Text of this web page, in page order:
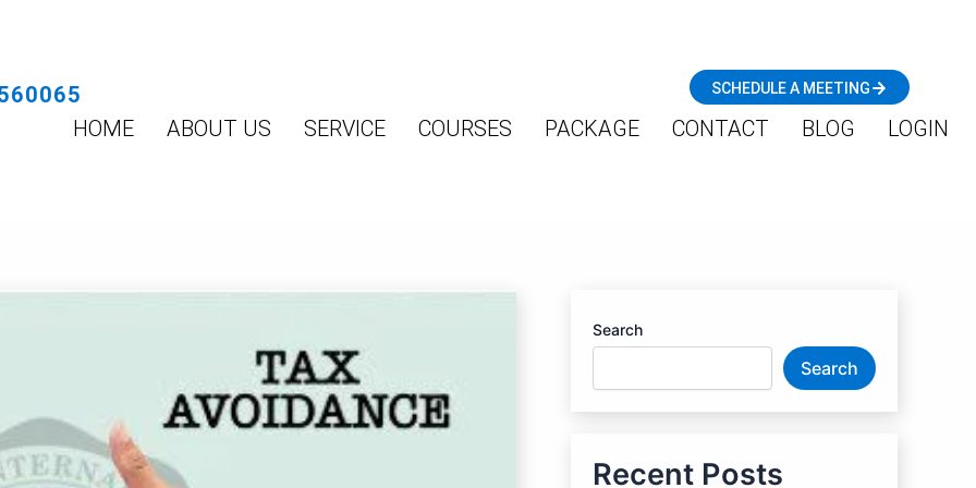
SCHEDULE A MEETING
HOME ABOUT US SERVICE COURSES PACKAGE CONTACT BLOG LOGIN
Search
Search
Recent Posts